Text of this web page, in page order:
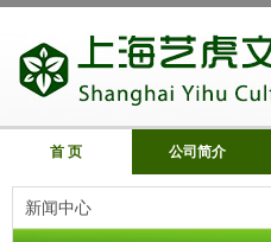
首 页 公司简介
新闻中心